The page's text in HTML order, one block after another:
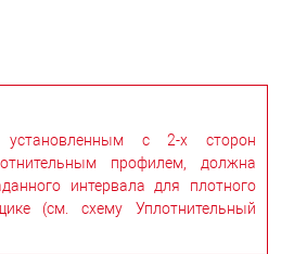
с 2-х сторон
профилем, должна
интервала для плотного
(см. схему Уплотнительный